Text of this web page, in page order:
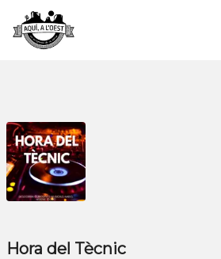
Hora del Tècnic